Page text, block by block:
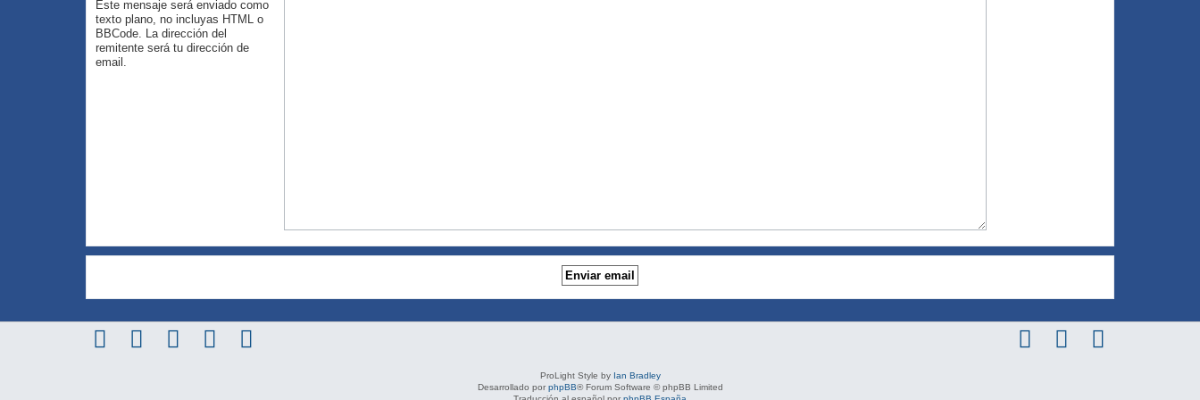
Este mensaje será enviado como
texto plano, no incluyas HTML o
BBCode. La dirección del
remitente será tu dirección de
email.
ProLight Style by Ian Bradley
Desarrollado por phpBB® Forum Software © phpBB Limited